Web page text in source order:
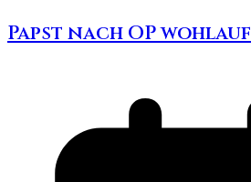
Papst nach OP wohlauf